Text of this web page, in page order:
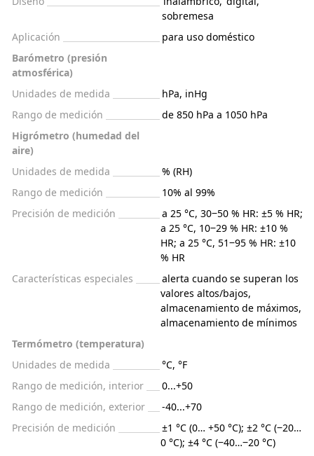
sobremesa
Aplicación
para uso doméstico
Barómetro (presión
atmosférica)
Unidades de medida
hPa, inHg
Rango de medición
de 850 hPa a 1050 hPa
Higrómetro (humedad del
aire)
Unidades de medida
% (RH)
Rango de medición
10% al 99%
Precisión de medición
a 25 °C, 30‒50 % HR: ±5 % HR;
a 25 °C, 10‒29 % HR: ±10 %
HR; a 25 °C, 51‒95 % HR: ±10
% HR
Características especiales
alerta cuando se superan los
valores altos/bajos,
almacenamiento de máximos,
almacenamiento de mínimos
Termómetro (temperatura)
Unidades de medida
°C, °F
Rango de medición, interior
0...+50
Rango de medición, exterior
-40...+70
Precisión de medición
±1 °C (0… +50 °C); ±2 °C (‒20…
0 °C); ±4 °C (‒40…‒20 °C)